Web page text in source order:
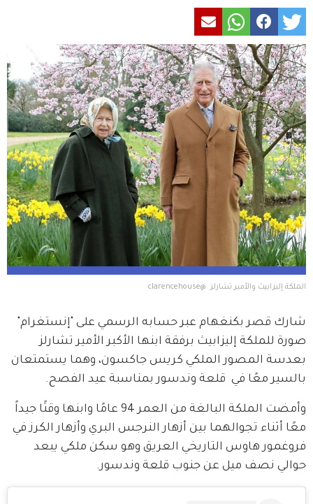
الملكة إليزابيث والأمير تشارلز  @clarencehouse
شارك قصر بكنغهام عبر حسابه الرسمي على "إنستغرام"
صورة للملكة إليزابيث برفقة ابنها الأكبر الأمير تشارلز
بعدسة المصور الملكي كريس جاكسون، وهما يستمتعان
بالسير معًا في  قلعة وندسور بمناسبة عيد الفصح.
وأمضت الملكة البالغة من العمر 94 عامًا وابنها وقتًا جيداً
معًا أثناء تجوالهما بين أزهار النرجس البري وأزهار الكرز في
فروغمور هاوس التاريخي العريق وهو سكن ملكي يبعد
حوالي نصف ميل عن جنوب قلعة وندسور.